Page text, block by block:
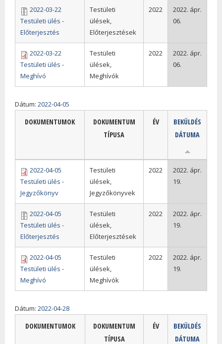
2022-03-22
Testületi ülés -
Előterjesztés
Testületi
ülések,
Előterjesztések
2022
2022. ápr.
06.
2022-03-22
Testületi ülés -
Meghívó
Testületi
ülések,
Meghívók
2022
2022. ápr.
06.
Dátum: 2022-04-05
DOKUMENTUMOK
DOKUMENTUM
TÍPUSA
ÉV
BEKÜLDÉS
DÁTUMA
2022-04-05
Testületi ülés -
Jegyzőkönyv
Testületi
ülések,
Jegyzőkönyvek
2022
2022. ápr.
19.
2022-04-05
Testületi ülés -
Előterjesztés
Testületi
ülések,
Előterjesztések
2022
2022. ápr.
19.
2022-04-05
Testületi ülés -
Meghívó
Testületi
ülések,
Meghívók
2022
2022. ápr.
19.
Dátum: 2022-04-28
DOKUMENTUMOK
DOKUMENTUM
TÍPUSA
ÉV
BEKÜLDÉS
DÁTUMA